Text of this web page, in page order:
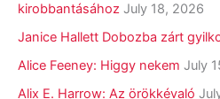
kirobbantásához July 18, 2026
Janice Hallett Dobozba zárt
Alice Feeney: Higgy nekem July
Alix E. Harrow: Az örökkévaló